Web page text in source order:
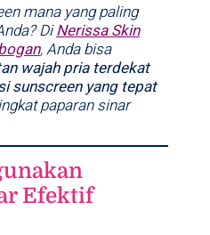
mana yang paling
DiNerissa Skin
,Anda bisa
wajah pria terdekat
sunscreen yang tepat
paparan sinar
Efektif